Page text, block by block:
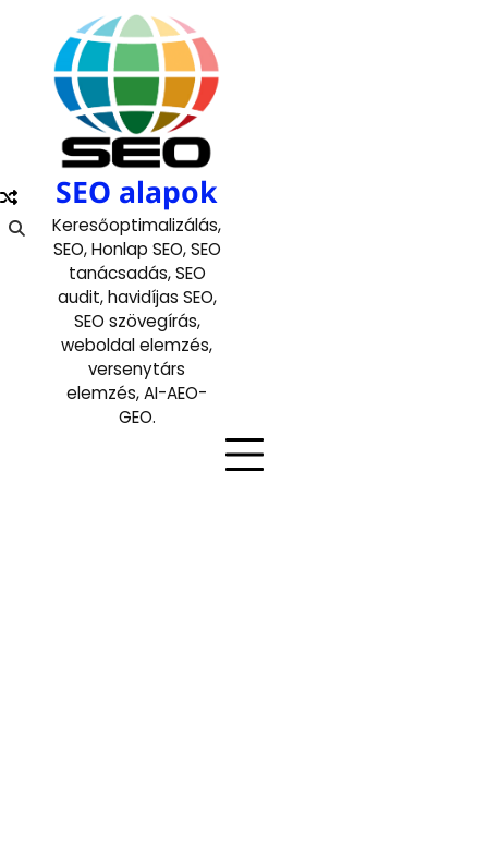
content
SEO alapok
Keresőoptimalizálás,
SEO, Honlap SEO, SEO
tanácsadás, SEO
audit, havidíjas SEO,
SEO szövegírás,
weboldal elemzés,
versenytárs
elemzés, AI-AEO-
GEO.